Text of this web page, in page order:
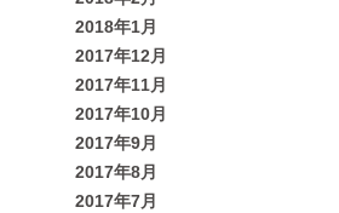
2018年1月
2017年12月
2017年11月
2017年10月
2017年9月
2017年8月
2017年7月